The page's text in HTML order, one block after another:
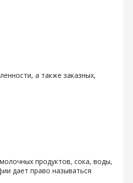
а также заказных,
продуктов, сока, воды,
дает право называться